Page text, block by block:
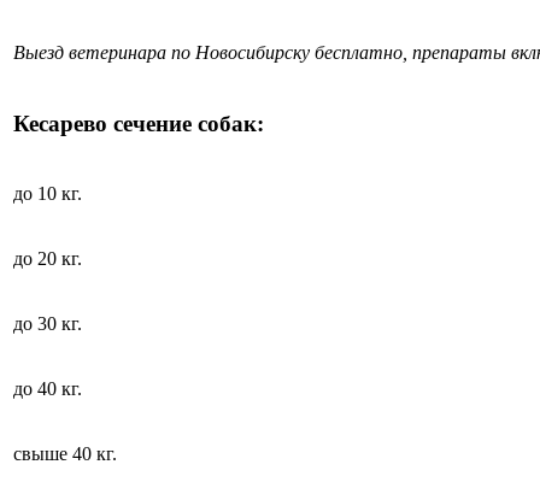
Выезд ветеринара по Новосибирску бесплатно, препараты
Кесарево сечение собак:
до 10 кг.
до 20 кг.
до 30 кг.
до 40 кг.
свыше 40 кг.